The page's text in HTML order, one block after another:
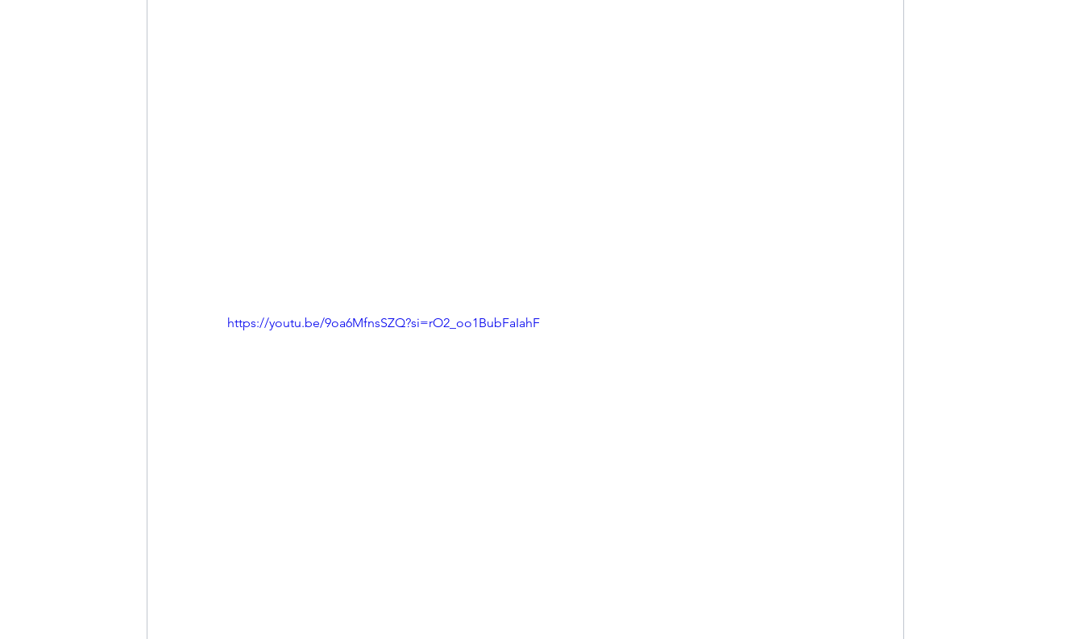
https://youtu.be/9oa6MfnsSZQ?si=rO2_oo1BubFaIahF